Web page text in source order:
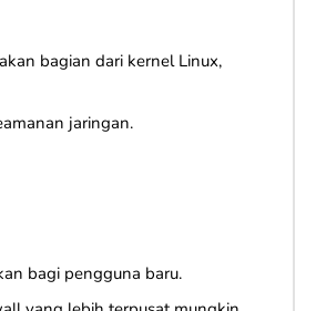
bagian dari kernel Linux,
jaringan.
bagi pengguna baru.